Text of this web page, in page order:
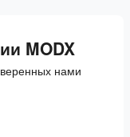
MODX
нами